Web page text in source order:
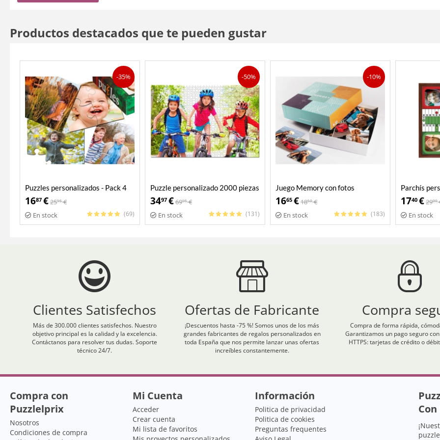
Productos destacados que te pueden gustar
-35%
Puzzles personalizados - Pack 4
en 1
1687 €2595 €
En stock
(69)
-50%
Puzzle personalizado 2000 piezas
3497 €6995 €
En stock
(131)
-10%
Juego Memory con fotos
personalizadas
1665 €1850 €
En stock
(183)
Parchís
1740 €2900
En stock
Clientes Satisfechos
Más de 300.000 clientes satisfechos. Nuestro
objetivo principal es la calidad y la excelencia.
Contáctanos para resolver tus dudas. Soporte
técnico 24/7.
Ofertas de Fabricante
¡Descuentos hasta -75 %! Somos unos de los más
grandes fabricantes de regalos personalizados en
toda España que nos permite lanzar unas ofertas
increíbles constantemente.
Compra
Compra de forma rápida,
Garantizamos un pago seguro
HTTPS: tarjetas de crédito o
Compra con
Puzzlelprix
Nosotros
Condiciones de compra
Mi Cuenta
Acceder
Crear cuenta
Mi lista de favoritos
Información
Politica de privacidad
Politica de cookies
Preguntas frequentes